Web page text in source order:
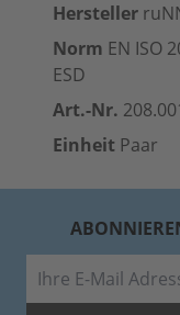
Hersteller
Norm EN ISO
ESD
Art.-Nr.
Einheit Paar